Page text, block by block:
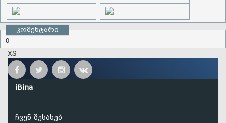
კომენტარი
0
XS
iBina
ჩვენ შესახებ